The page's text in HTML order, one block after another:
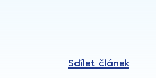
Sdílet článek